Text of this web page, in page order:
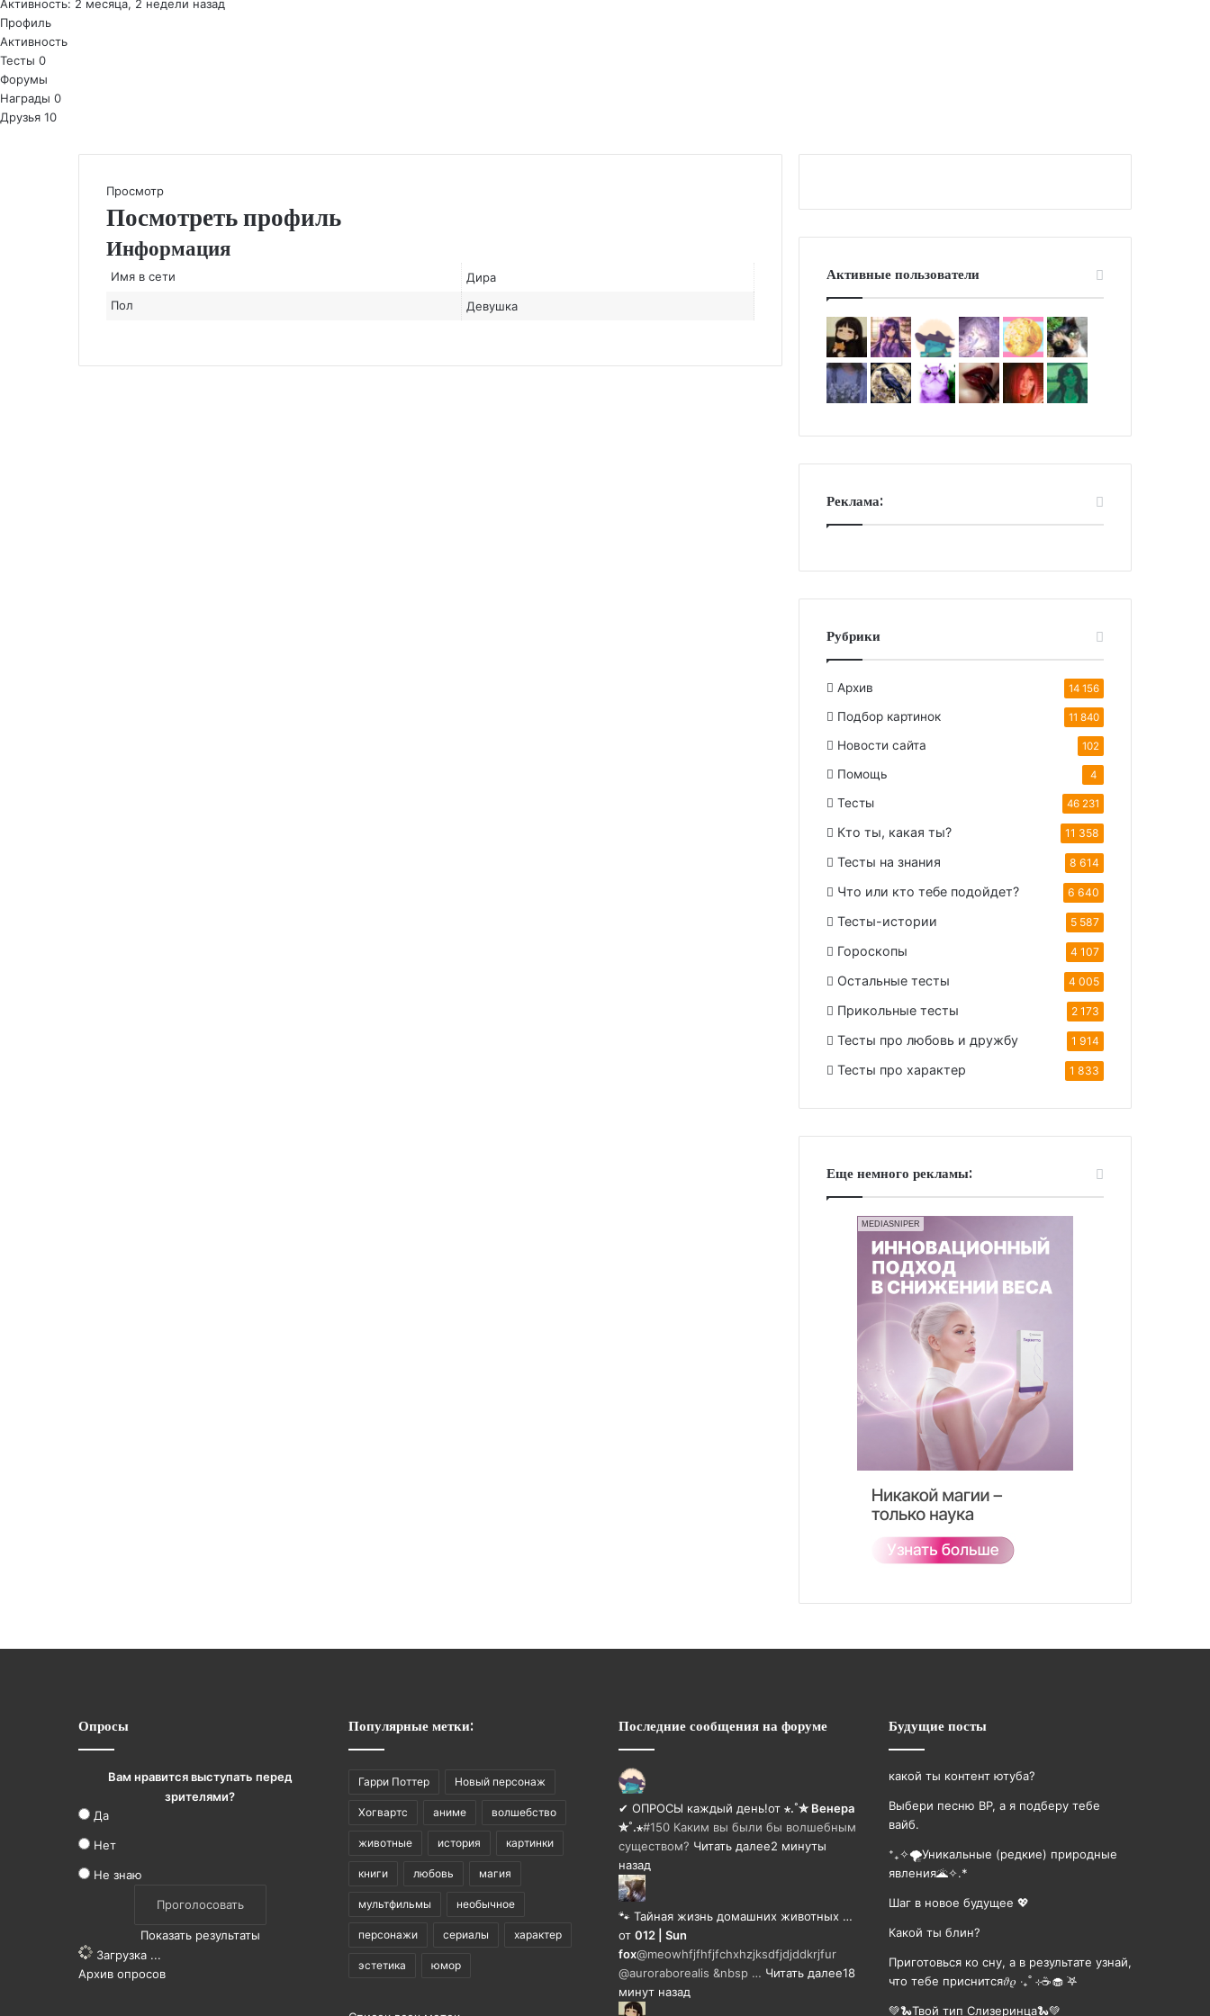
Активность: 2 месяца, 2 недели назад
Профиль
Активность
Тесты 0
Форумы
Награды 0
Друзья 10
Просмотр
Посмотреть профиль
Информация
Имя в сети
Дира
Пол
Девушка
Активные пользователи
Реклама:
Рубрики
Архив 14 156
Подбор картинок 11 840
Новости сайта 102
Помощь 4
Тесты 46 231
Кто ты, какая ты? 11 358
Тесты на знания 8 614
Что или кто тебе подойдет? 6 640
Тесты-истории 5 587
Гороскопы 4 107
Остальные тесты 4 005
Прикольные тесты 2 173
Тесты про любовь и дружбу 1 914
Тесты про характер 1 833
Еще немного рекламы:
MEDIASNIPER
Опросы
Вам нравится выступать перед
зрителями?
Да
Нет
Не знаю
Показать результаты
Загрузка ...
Архив опросов
Популярные метки:
Гарри Поттер Новый персонаж
Хогвартс аниме волшебство
животные история картинки
книги любовь магия
мультфильмы необычное
персонажи сериалы характер
эстетика юмор
Последние сообщения на форуме
✔ ОПРОСЫ каждый день!от ⋆.˚✮ Венера
✮˚.⋆#150 Каким вы были бы волшебным
существом? Читать далее2 минуты
назад
🐾 Тайная жизнь домашних животных …
от 012 | Sun
fox@meowhfjfhfjfchxhzjksdfjdjddkrjfur
@auroraborealis &nbsp … Читать далее18
минут назад
Будущие посты
какой ты контент ютуба?
Выбери песню BP, а я подберу тебе
вайб.
⁺₊✧🌪️Уникальные (редкие) природные
явления🌋✧.*
Шаг в новое будущее 💖
Какой ты блин?
Приготовься ко сну, а в результате узнай,
что тебе приснится𝜗𝜚 ‧₊˚ ⊹☕️🧁 ࣪𖤐
💚🐍Твой тип Слизеринца🐍💚